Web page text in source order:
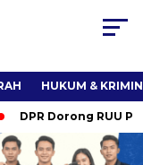
HUKUM &
Dorong RUU